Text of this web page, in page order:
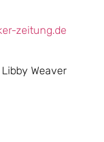
zeitung.de
Weaver